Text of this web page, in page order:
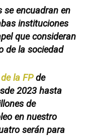
se encuadran en
instituciones
que consideran
de la sociedad
la FPde
2023 hasta
de
en nuestro
serán para